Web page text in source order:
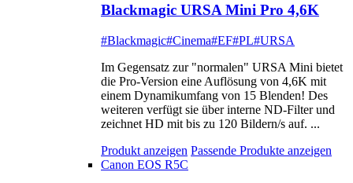
Blackmagic URSA Mini Pro 4,6K
#Blackmagic#Cinema#EF#PL#URSA
Im Gegensatz zur "normalen" URSA Mini bietet
die Pro-Version eine Auflösung von 4,6K mit
einem Dynamikumfang von 15 Blenden! Des
weiteren verfügt sie über interne ND-Filter und
zeichnet HD mit bis zu 120 Bildern/s auf. ...
Produkt anzeigen Passende Produkte anzeigen
Canon EOS R5C